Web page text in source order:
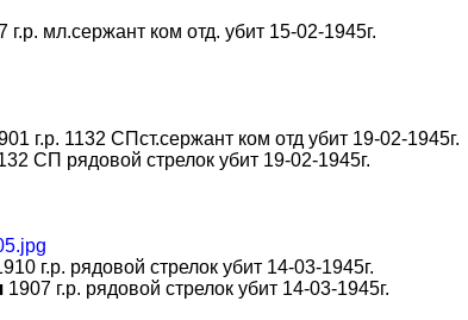
г.р. мл.сержант ком отд. убит 15-02-1945г.
г.р. 1132 СПст.сержант ком отд убит 19-02-1945г.
СП рядовой стрелок убит 19-02-1945г.
г.р. рядовой стрелок убит 14-03-1945г.
1907 г.р. рядовой стрелок убит 14-03-1945г.